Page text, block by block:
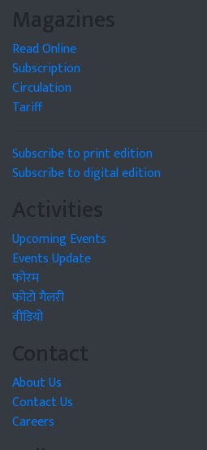
Magazines
Read Online
Subscription
Circulation
Tariff
Subscribe to print edition
Subscribe to digital edition
Activities
Upcoming Events
Events Update
फोरम
फोटो गैलरी
वीडियो
Contact
About Us
Contact Us
Careers